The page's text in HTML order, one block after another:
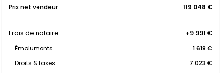
Prix net vendeur
119 048 €
Frais de notaire +9 991 €
Émoluments
1 618 €
Droits & taxes
7 023 €